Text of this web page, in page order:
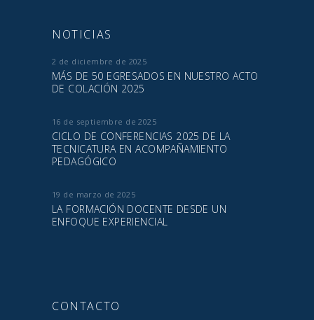
NOTICIAS
2 de diciembre de 2025
MÁS DE 50 EGRESADOS EN NUESTRO ACTO
DE COLACIÓN 2025
16 de septiembre de 2025
CICLO DE CONFERENCIAS 2025 DE LA
TECNICATURA EN ACOMPAÑAMIENTO
PEDAGÓGICO
19 de marzo de 2025
LA FORMACIÓN DOCENTE DESDE UN
ENFOQUE EXPERIENCIAL
CONTACTO